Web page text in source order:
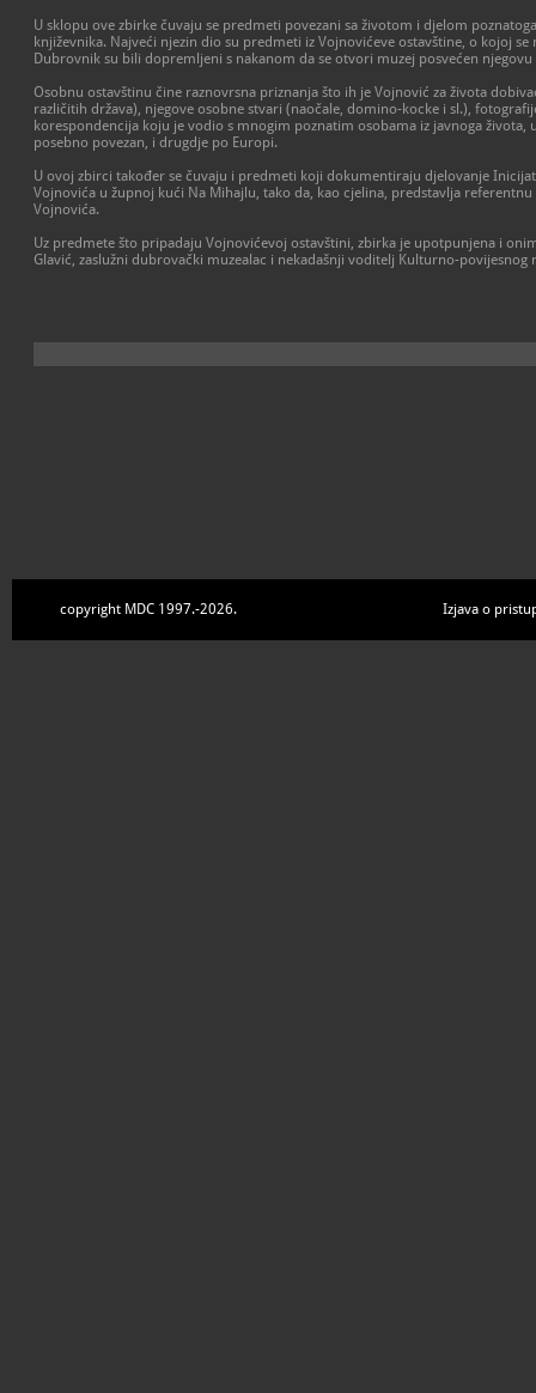
U sklopu ove zbirke čuvaju se predmeti povezani sa životom i djelom
književnika. Najveći njezin dio su predmeti iz Vojnovićeve ostavštine, o kojoj
Dubrovnik su bili dopremljeni s nakanom da se otvori muzej posvećen
Osobnu ostavštinu čine raznovrsna priznanja što ih je Vojnović za života
različitih država), njegove osobne stvari (naočale, domino-kocke i sl.),
korespondencija koju je vodio s mnogim poznatim osobama iz javnoga života,
posebno povezan, i drugdje po Europi.
U ovoj zbirci također se čuvaju i predmeti koji dokumentiraju djelovanje
Vojnovića u župnoj kući Na Mihajlu, tako da, kao cjelina, predstavlja
Vojnovića.
Uz predmete što pripadaju Vojnovićevoj ostavštini, zbirka je upotpunjena i
Glavić, zaslužni dubrovački muzealac i nekadašnji voditelj Kulturno-povijesnog
copyright MDC 1997.-2026. Izjava o